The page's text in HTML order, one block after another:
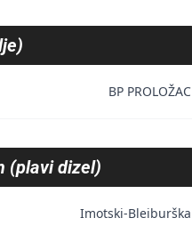
BP PROLOŽAC
(plavi dizel)
Imotski-Bleiburška